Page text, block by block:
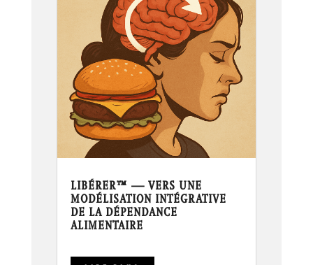
LIBÉRER™ — VERS UNE
MODÉLISATION INTÉGRATIVE
DE LA DÉPENDANCE
ALIMENTAIRE